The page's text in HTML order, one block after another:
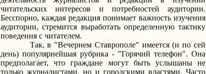
читательских интересов и потребностей аудитории.
Бесспорно, каждая редакция понимает важность изучения
аудитории, стремится выработать определенную тактику
поведения с читателем.
Так, в "Вечернем Ставрополе" имеется (и по сей
день) популярнейшая рубрика - "Горячий телефон". Она
предполагает, что граждане могут быть услышаны не
только журналистами, но и городскими властями. Часто